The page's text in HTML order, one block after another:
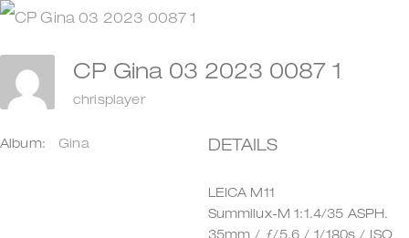
Zum
Inhalt
springen
CP Gina 03 2023 0087 1
chrisplayer
Album: Gina DETAILS
LEICA M11
Summilux-M 1:1.4/35 ASPH.
35mm / ƒ/5.6 / 1/180s / ISO